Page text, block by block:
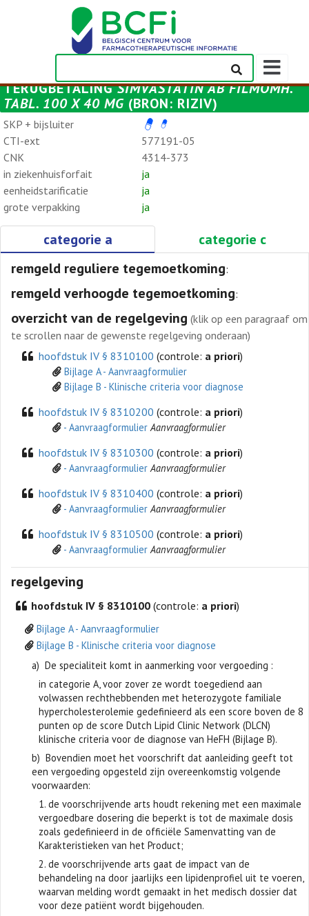
TERUGBETALINGSIMVASTATIN AB FILMOMH.
TABL. 100 X 40 MG (BRON: RIZIV)
SKP + bijsluiter
CTI-ext
577191-05
CNK
4314-373
in ziekenhuisforfait
ja
eenheidstarificatie
ja
grote verpakking
ja
categorie a
categorie c
remgeld reguliere tegemoetkoming:
remgeld verhoogde tegemoetkoming:
overzicht van de regelgeving (klik op een paragraaf om
te scrollen naar de gewenste regelgeving onderaan)
hoofdstuk IV § 8310100 (controle: a priori)
Bijlage A - Aanvraagformulier
Bijlage B - Klinische criteria voor diagnose
hoofdstuk IV § 8310200 (controle: a priori)
- Aanvraagformulier Aanvraagformulier
hoofdstuk IV § 8310300 (controle: a priori)
- Aanvraagformulier Aanvraagformulier
hoofdstuk IV § 8310400 (controle: a priori)
- Aanvraagformulier Aanvraagformulier
hoofdstuk IV § 8310500 (controle: a priori)
- Aanvraagformulier Aanvraagformulier
regelgeving
hoofdstuk IV § 8310100 (controle: a priori)
Bijlage A - Aanvraagformulier
Bijlage B - Klinische criteria voor diagnose
a) De specialiteit komt in aanmerking voor vergoeding :
in categorie A, voor zover ze wordt toegediend aan
volwassen rechthebbenden met heterozygote familiale
hypercholesterolemie gedefinieerd als een score boven de 8
punten op de score Dutch Lipid Clinic Network (DLCN)
klinische criteria voor de diagnose van HeFH (Bijlage B).
b) Bovendien moet het voorschrift dat aanleiding geeft tot
een vergoeding opgesteld zijn overeenkomstig volgende
voorwaarden:
1. de voorschrijvende arts houdt rekening met een maximale
vergoedbare dosering die beperkt is tot de maximale dosis
zoals gedefinieerd in de officiële Samenvatting van de
Karakteristieken van het Product;
2. de voorschrijvende arts gaat de impact van de
behandeling na door jaarlijks een lipidenprofiel uit te voeren,
waarvan melding wordt gemaakt in het medisch dossier dat
voor deze patiënt wordt bijgehouden.